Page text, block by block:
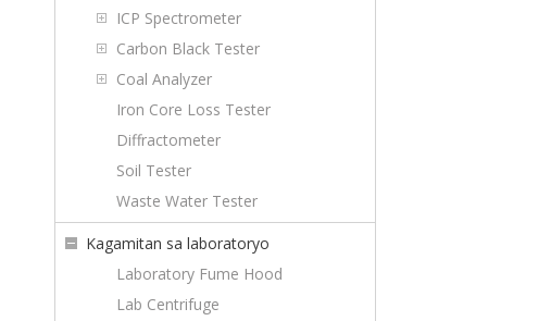
ICP Spectrometer
Carbon Black Tester
Coal Analyzer
Iron Core Loss Tester
Diffractometer
Soil Tester
Waste Water Tester
Kagamitan sa laboratoryo
Laboratory Fume Hood
Lab Centrifuge